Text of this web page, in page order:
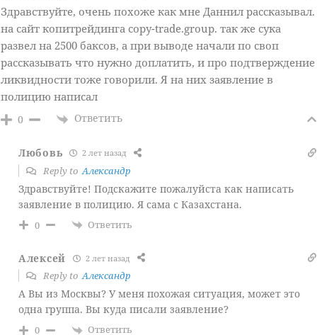
Здравствуйте, очень похоже как мне Даннил рассказывал.
на сайт копитрейдинга copy-trade.group. так же сука
развел на 2500 баксов, а при выводе начали по своп
рассказывать что нужно доплатить, и про подтверждение
ликвидности тоже говорили. Я на них заявление в
полицию написал
0 Ответить
Любовь 2 лет назад
Reply toАлександр
Здравствуйте! Подскажите пожалуйста как написать
заявление в полицию. Я сама с Казахстана.
0 Ответить
Алексей 2 лет назад
Reply toАлександр
А Вы из Москвы? У меня похожая ситуация, может это
одна группа. Вы куда писали заявление?
0 Ответить